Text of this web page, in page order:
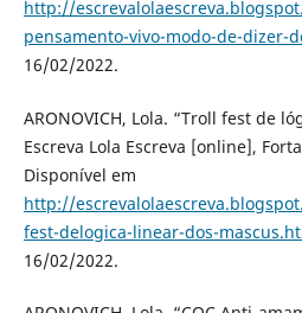
http://
pensamento-vivo-modo-de-dizer-
16/02/2022.
ARONOVICH, Lola. “Troll fest de
Escreva Lola Escreva [online],
Disponível em
http://
fest-delogica-linear-dos-
16/02/2022.